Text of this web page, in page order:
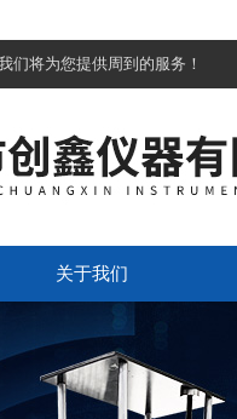
们将为您提供周到的服务！
关于我们